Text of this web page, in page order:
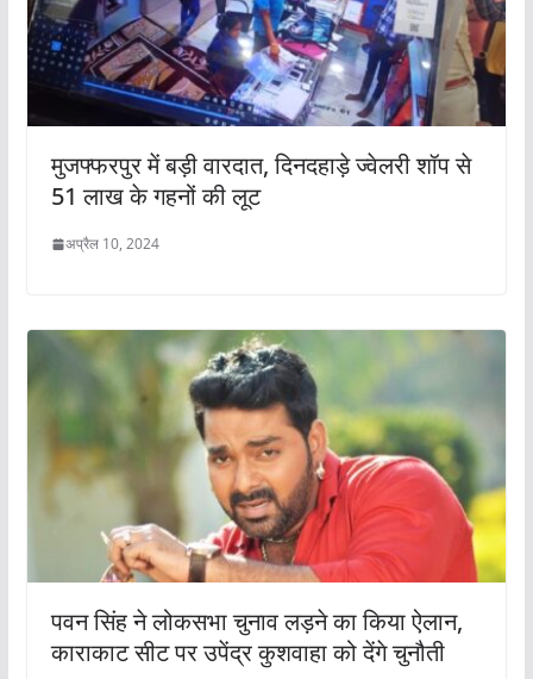
मुजफ्फरपुर में बड़ी वारदात, दिनदहाड़े ज्वेलरी शॉप से
51 लाख के गहनों की लूट
अप्रैल 10, 2024
पवन सिंह ने लोकसभा चुनाव लड़ने का किया ऐलान,
काराकाट सीट पर उपेंद्र कुशवाहा को देंगे चुनौती